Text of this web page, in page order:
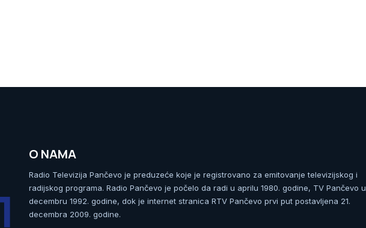
O NAMA
Radio Televizija Pančevo je preduzeće koje je registrovano za emitovanje televizijskog i
radijskog programa. Radio Pančevo je počelo da radi u aprilu 1980. godine, TV Pančevo u
decembru 1992. godine, dok je internet stranica RTV Pančevo prvi put postavljena 21.
decembra 2009. godine.